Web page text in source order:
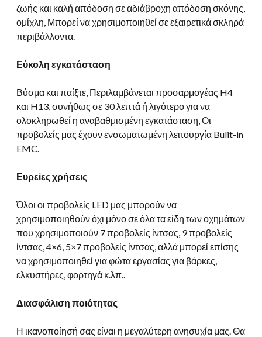
ζωής και καλή απόδοση σε αδιάβροχη απόδοση σκόνης,
ομίχλη, Μπορεί να χρησιμοποιηθεί σε εξαιρετικά σκληρά
περιβάλλοντα.
Εύκολη εγκατάσταση
Βύσμα και παίξτε, Περιλαμβάνεται προσαρμογέας H4
και H13, συνήθως σε 30 λεπτά ή λιγότερο για να
ολοκληρωθεί η αναβαθμισμένη εγκατάσταση, Οι
προβολείς μας έχουν ενσωματωμένη λειτουργία Bulit-in
EMC.
Ευρείες χρήσεις
Όλοι οι προβολείς LED μας μπορούν να
χρησιμοποιηθούν όχι μόνο σε όλα τα είδη των οχημάτων
που χρησιμοποιούν 7 προβολείς ίντσας, 9 προβολείς
ίντσας, 4×6, 5×7 προβολείς ίντσας, αλλά μπορεί επίσης
να χρησιμοποιηθεί για φώτα εργασίας για βάρκες,
ελκυστήρες, φορτηγά κ.λπ..
Διασφάλιση ποιότητας
Η ικανοποίησή σας είναι η μεγαλύτερη ανησυχία μας. Θα